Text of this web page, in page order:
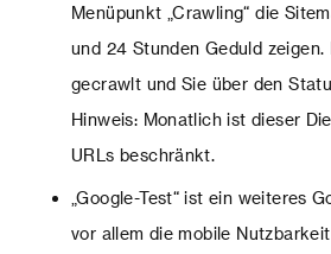
Menüpunkt „Crawling“ die
und 24 Stunden Geduld zeigen.
gecrawlt und Sie über den
Hinweis: Monatlich ist dieser
URLs beschränkt.
„Google-Test“ ist ein weiteres
vor allem die mobile